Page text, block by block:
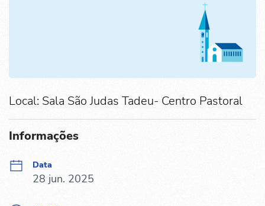
Local: Sala São Judas Tadeu- Centro Pastoral
Informações
Data
28 jun. 2025